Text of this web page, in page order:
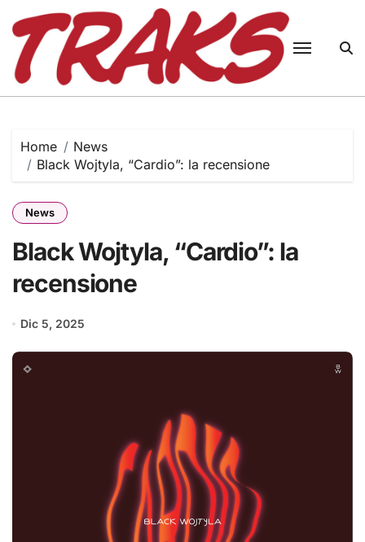
content
Home
News
Black Wojtyla, “Cardio”: la recensione
News
Black Wojtyla, “Cardio”: la
recensione
Dic 5, 2025